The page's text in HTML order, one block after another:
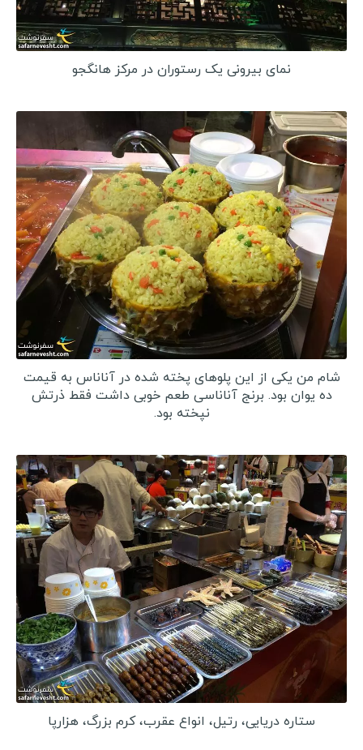
آذربایجان
گرجستان
ارمنستان
ترنسنیستریا
اسپانیا
ترکیه
سفرنامه آفریقا
موریتانی
سنگال
گامبیا
گینه بیسائو
گینه
مالی
بورکینافاسو
ساحل عاج
غنا
توگو
بنین
نیجر
سیشل
مصر
کنیا
نمای بیرونی یک رستوران در مرکز هانگجو
شام من یكی از این پلوهای پخته شده در آناناس به قیمت
ده یوان بود. برنج آناناسی طعم خوبی داشت فقط ذرتش
نپخته بود.
ستاره دریایی، رتیل، انواع عقرب، کرم بزرگ، هزارپا